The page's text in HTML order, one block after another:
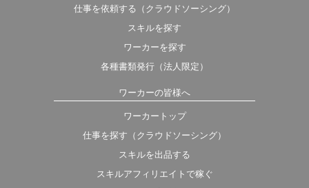
仕事を依頼する（クラウドソーシング）
スキルを探す
ワーカーを探す
各種書類発行（法人限定）
ワーカーの皆様へ
ワーカートップ
仕事を探す（クラウドソーシング）
スキルを出品する
スキルアフィリエイトで稼ぐ